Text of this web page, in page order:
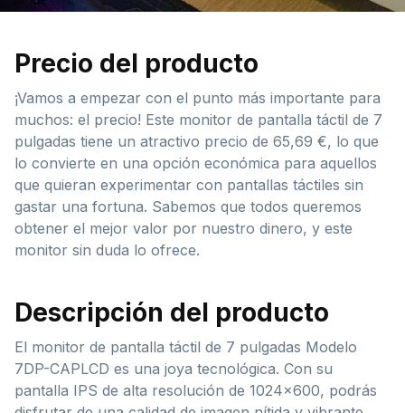
Precio del producto
¡Vamos a empezar con el punto más importante para
muchos: el precio! Este monitor de pantalla táctil de 7
pulgadas tiene un atractivo precio de 65,69 €, lo que
lo convierte en una opción económica para aquellos
que quieran experimentar con pantallas táctiles sin
gastar una fortuna. Sabemos que todos queremos
obtener el mejor valor por nuestro dinero, y este
monitor sin duda lo ofrece.
Descripción del producto
El monitor de pantalla táctil de 7 pulgadas Modelo
7DP-CAPLCD es una joya tecnológica. Con su
pantalla IPS de alta resolución de 1024×600, podrás